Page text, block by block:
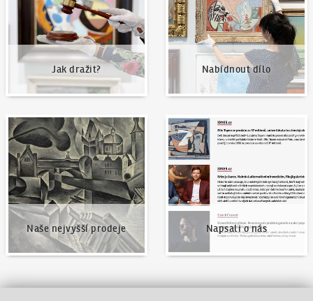
Jak dražit? Nabídnout dílo
Naše nejvyšší prodeje
Naše nejvyšší prodeje
Napsali o nás
Napsali o nás